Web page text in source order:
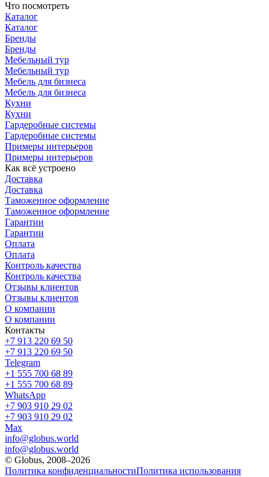
Что посмотреть
Каталог
Каталог
Бренды
Бренды
Мебельный тур
Мебельный тур
Мебель для бизнеса
Мебель для бизнеса
Кухни
Кухни
Гардеробные системы
Гардеробные системы
Примеры интерьеров
Примеры интерьеров
Как всё устроено
Доставка
Доставка
Таможенное оформление
Таможенное оформление
Гарантии
Гарантии
Оплата
Оплата
Контроль качества
Контроль качества
Отзывы клиентов
Отзывы клиентов
О компании
О компании
Контакты
+7 913 220 69 50
+7 913 220 69 50
Telegram
+1 555 700 68 89
+1 555 700 68 89
WhatsApp
+7 903 910 29 02
+7 903 910 29 02
Max
info@globus.world
info@globus.world
© Globus, 2008–2026
Политика конфиденциальностиПолитика использования